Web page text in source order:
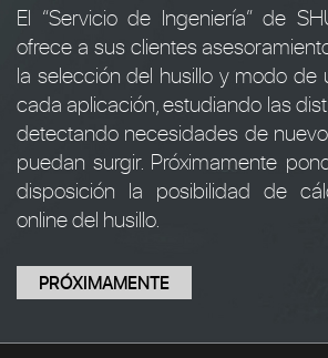
El “Servicio de Ingeniería” de
ofrece a sus clientes
la selección del husillo y modo de
cada aplicación, estudiando las
detectando necesidades de
puedan surgir. Próximamente
disposición la posibilidad de
online del husillo.
PRÓXIMAMENTE